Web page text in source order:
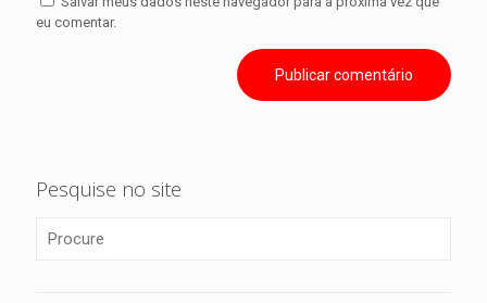
eu comentar.
Pesquise no site